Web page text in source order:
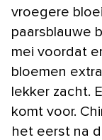
vroegere
paarsblauwe
mei voordat
bloemen
lekker zacht.
komt voor.
het eerst na